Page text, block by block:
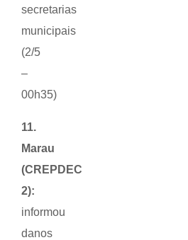
secretarias
municipais
(2/5
–
00h35)
11.
Marau
(CREPDEC
2):
informou
danos